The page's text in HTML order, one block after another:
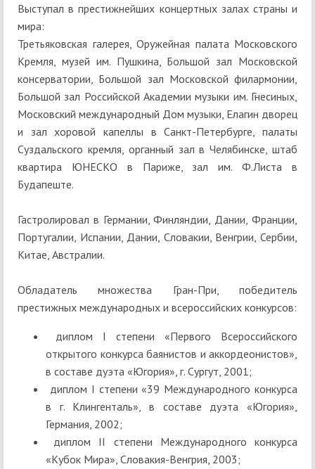
Выступал в престижнейших концертных залах страны и
мира:
Третьяковская галерея, Оружейная палата Московского
Кремля, музей им. Пушкина, Большой зал Московской
консерватории, Большой зал Московской филармонии,
Большой зал Российской Академии музыки им. Гнесиных,
Московский международный Дом музыки, Елагин дворец
и зал хоровой капеллы в Санкт-Петербурге, палаты
Суздальского кремля, органный зал в Челябинске, штаб
квартира ЮНЕСКО в Париже, зал им. Ф.Листа в
Будапеште.
Гастролировал в Германии, Финляндии, Дании, Франции,
Португалии, Испании, Дании, Словакии, Венгрии, Сербии,
Китае, Австралии.
Обладатель множества Гран-При, победитель
престижных международных и всероссийских конкурсов:
диплом I степени «Первого Всероссийского
открытого конкурса баянистов и аккордеонистов»,
в составе дуэта «Югория», г. Сургут, 2001;
диплом I степени «39 Международного конкурса
в г. Клингенталь», в составе дуэта «Югория»,
Германия, 2002;
диплом II степени Международного конкурса
«Кубок Мира», Словакия-Венгрия, 2003;